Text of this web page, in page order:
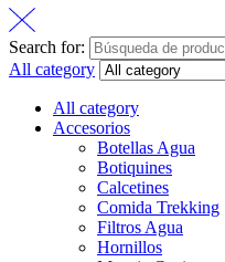
Search for:
All category
All category
Accesorios
Botellas Agua
Botiquines
Calcetines
Comida Trekking
Filtros Agua
Hornillos